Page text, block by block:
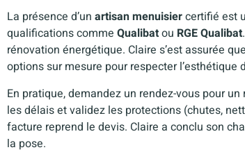
La présence d’un artisan menuisiercertifié est
qualifications comme Qualibatou RGE Qualibat
rénovation énergétique. Claire s’est assurée
options sur mesure pour respecter l’esthétique
En pratique, demandez un rendez-vous pour
les délais et validez les protections (chutes,
facture reprend le devis. Claire a conclu son
la pose.